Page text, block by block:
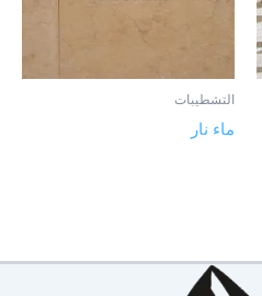
التشطيبات
ماء نار